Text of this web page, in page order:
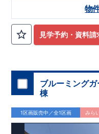
・各居室や廊下に
水回りにはお手
『當麻第一保育園』徒歩約
徒歩約22分 『市立當麻小
校』 徒歩約7分​『万代尺土
見学予約・資料請
物
ブルーミング
棟
1区画販売中／全1区画 みら